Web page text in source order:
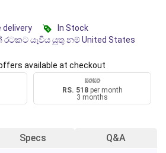
delivery
In Stock
යැවිය යුතු නම් United States
available at checkout
RS. 518per month
3 months
Specs Q&A